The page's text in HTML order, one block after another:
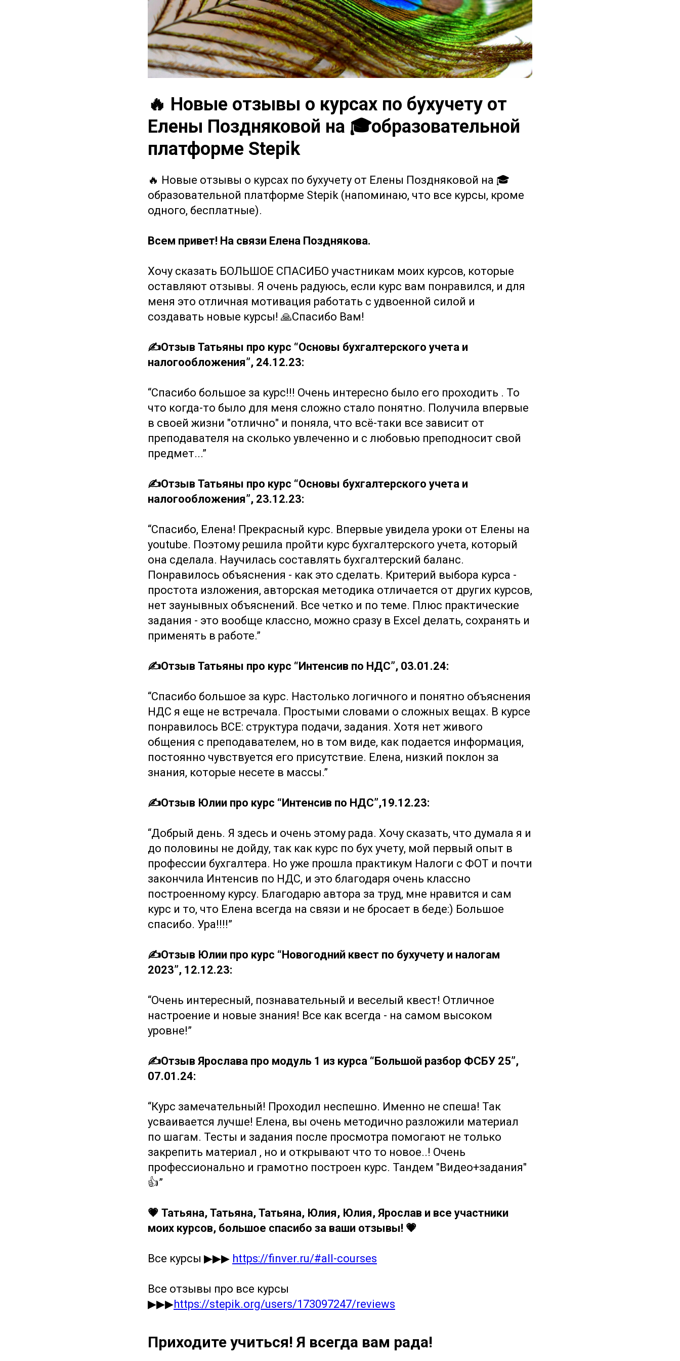
🔥 Новые отзывы о курсах по бухучету от
Елены Поздняковой на 🎓образовательной
платформе Stepik
🔥 Новые отзывы о курсах по бухучету от Елены Поздняковой на 🎓
образовательной платформе Stepik (напоминаю, что все курсы, кроме
одного, бесплатные).
Всем привет! На связи Елена Позднякова.
Хочу сказать БОЛЬШОЕ СПАСИБО участникам моих курсов, которые
оставляют отзывы. Я очень радуюсь, если курс вам понравился, и для
меня это отличная мотивация работать с удвоенной силой и
создавать новые курсы! 🙏Спасибо Вам!
✍️Отзыв Татьяны про курс “Основы бухгалтерского учета и
налогообложения”, 24.12.23:
“Спасибо большое за курс!!! Очень интересно было его проходить . То
что когда-то было для меня сложно стало понятно. Получила впервые
в своей жизни "отлично" и поняла, что всё-таки все зависит от
преподавателя на сколько увлеченно и с любовью преподносит свой
предмет...”
✍️Отзыв Татьяны про курс “Основы бухгалтерского учета и
налогообложения”, 23.12.23:
“Спасибо, Елена! Прекрасный курс. Впервые увидела уроки от Елены на
youtube. Поэтому решила пройти курс бухгалтерского учета, который
она сделала. Научилась составлять бухгалтерский баланс.
Понравилось объяснения - как это сделать. Критерий выбора курса -
простота изложения, авторская методика отличается от других курсов,
нет заунывных объяснений. Все четко и по теме. Плюс практические
задания - это вообще классно, можно сразу в Excel делать, сохранять и
применять в работе.”
✍️Отзыв Татьяны про курс “Интенсив по НДС”, 03.01.24:
“Спасибо большое за курс. Настолько логичного и понятно объяснения
НДС я еще не встречала. Простыми словами о сложных вещах. В курсе
понравилось ВСЕ: структура подачи, задания. Хотя нет живого
общения с преподавателем, но в том виде, как подается информация,
постоянно чувствуется его присутствие. Елена, низкий поклон за
знания, которые несете в массы.”
✍️Отзыв Юлии про курс “Интенсив по НДС”,19.12.23:
“Добрый день. Я здесь и очень этому рада. Хочу сказать, что думала я и
до половины не дойду, так как курс по бух учету, мой первый опыт в
профессии бухгалтера. Но уже прошла практикум Налоги с ФОТ и почти
закончила Интенсив по НДС, и это благодаря очень классно
построенному курсу. Благодарю автора за труд, мне нравится и сам
курс и то, что Елена всегда на связи и не бросает в беде:) Большое
спасибо. Ура!!!!”
✍️Отзыв Юлии про курс “Новогодний квест по бухучету и налогам
2023”, 12.12.23:
“Очень интересный, познавательный и веселый квест! Отличное
настроение и новые знания! Все как всегда - на самом высоком
уровне!”
✍️Отзыв Ярослава про модуль 1 из курса “Большой разбор ФСБУ 25”,
07.01.24:
“Курс замечательный! Проходил неспешно. Именно не спеша! Так
усваивается лучше! Елена, вы очень методично разложили материал
по шагам. Тесты и задания после просмотра помогают не только
закрепить материал , но и открывают что то новое..! Очень
профессионально и грамотно построен курс. Тандем "Видео+задания"
👍”
💗 Татьяна, Татьяна, Татьяна, Юлия, Юлия, Ярослав и все участники
моих курсов, большое спасибо за ваши отзывы! 💗
Все курсы ▶▶▶ https://finver.ru/#all-courses
Все отзывы про все курсы
▶▶▶https://stepik.org/users/173097247/reviews
Приходите учиться! Я всегда вам рада!